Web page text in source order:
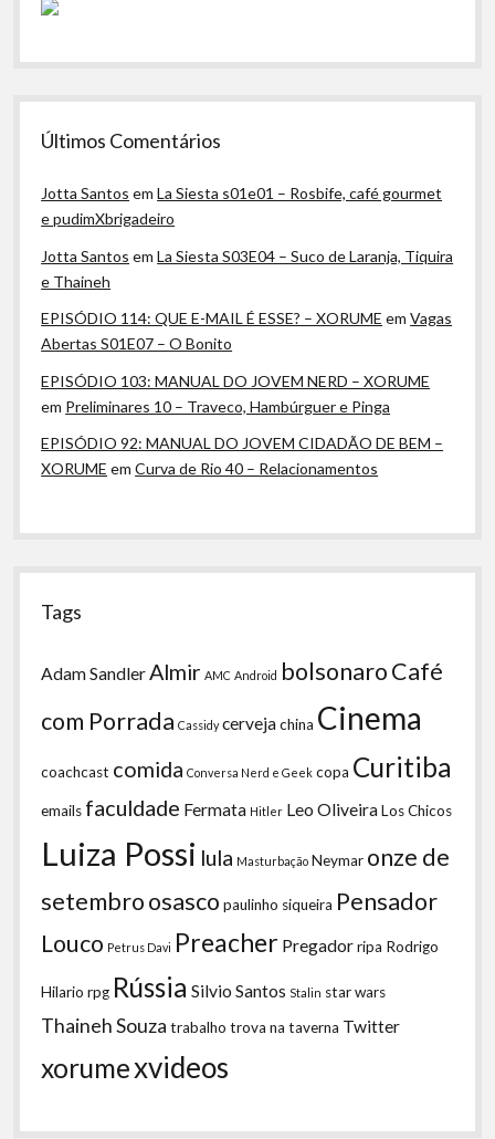
Últimos Comentários
Jotta Santos emLa Siesta s01e01 – Rosbife, café gourmet
e pudimXbrigadeiro
Jotta Santos emLa Siesta S03E04 – Suco de Laranja, Tiquira
e Thaineh
EPISÓDIO 114: QUE E-MAIL É ESSE? – XORUME emVagas
Abertas S01E07 – O Bonito
EPISÓDIO 103: MANUAL DO JOVEM NERD – XORUME
em Preliminares 10 – Traveco, Hambúrguer e Pinga
EPISÓDIO 92: MANUAL DO JOVEM CIDADÃO DE BEM –
XORUME emCurva de Rio 40 – Relacionamentos
Tags
Adam Sandler Almir AMC Android bolsonaroCafé
com Porrada Cassidy cervejachina Cinema
coachcast comida Conversa Nerd e Geek copa Curitiba
emails faculdade Fermata Hitler Leo OliveiraLos Chicos
Luiza Possi lula Masturbação Neymar onze de
setembroosasco paulinho siqueira Pensador
Louco Petrus Davi Preacher Pregadorripa Rodrigo
Hilario rpg Rússia Silvio Santos Stalin star wars
Thaineh Souza trabalho trova na taverna Twitter
xorumexvideos